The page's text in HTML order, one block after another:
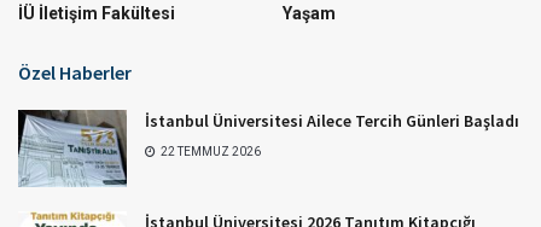
İÜ İletişim Fakültesi
Yaşam
Özel Haberler
İstanbul Üniversitesi Ailece Tercih Günleri Başladı
22 TEMMUZ 2026
İstanbul Üniversitesi 2026 Tanıtım Kitapçığı